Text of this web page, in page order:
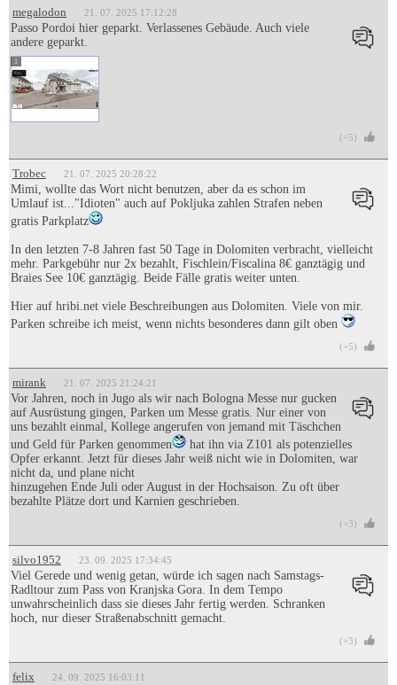
megalodon 21. 07. 2025 17:12:28
Passo Pordoi hier geparkt. Verlassenes Gebäude. Auch viele
andere geparkt.
1
(+5)
Trobec 21. 07. 2025 20:28:22
Mimi, wollte das Wort nicht benutzen, aber da es schon im
Umlauf ist..."Idioten" auch auf Pokljuka zahlen Strafen neben
gratis Parkplatz
In den letzten 7-8 Jahren fast 50 Tage in Dolomiten verbracht, vielleicht
mehr. Parkgebühr nur 2x bezahlt, Fischlein/Fiscalina 8€ ganztägig und
Braies See 10€ ganztägig. Beide Fälle gratis weiter unten.
Hier auf hribi.net viele Beschreibungen aus Dolomiten. Viele von mir.
Parken schreibe ich meist, wenn nichts besonderes dann gilt oben
(+5)
mirank 21. 07. 2025 21:24:21
Vor Jahren, noch in Jugo als wir nach Bologna Messe nur gucken
auf Ausrüstung gingen, Parken um Messe gratis. Nur einer von
uns bezahlt einmal, Kollege angerufen von jemand mit Täschchen
und Geld für Parken genommen
hat ihn via Z101 als potenzielles
Opfer erkannt. Jetzt für dieses Jahr weiß nicht wie in Dolomiten, war
nicht da, und plane nicht
hinzugehen Ende Juli oder August in der Hochsaison. Zu oft über
bezahlte Plätze dort und Karnien geschrieben.
(+3)
silvo1952 23. 09. 2025 17:34:45
Viel Gerede und wenig getan, würde ich sagen nach Samstags-
Radltour zum Pass von Kranjska Gora. In dem Tempo
unwahrscheinlich dass sie dieses Jahr fertig werden. Schranken
hoch, nur dieser Straßenabschnitt gemacht.
(+3)
felix 24. 09. 2025 16:03:11